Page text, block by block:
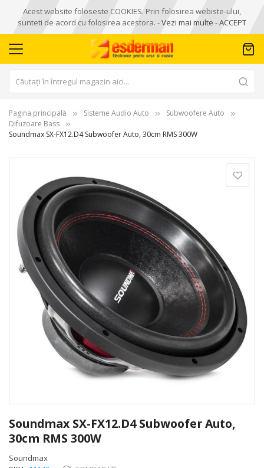
Acest website foloseste COOKIES. Prin folosirea webiste-ului,
sunteti de acord cu folosirea acestora. -Vezi mai multe -ACCEPT
Pagina principală Sisteme Audio Auto
Subwoofere Auto
Difuzoare Bass
Soundmax SX-FX12.D4 Subwoofer Auto, 30cm RMS 300W
the
images
gallery
to
the
beginning
of
the
Soundmax SX-FX12.D4 Subwoofer Auto,
30cm RMS 300W
Soundmax